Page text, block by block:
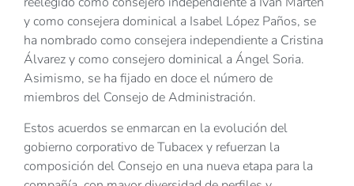
y como consejera dominical a Isabel López Paños, se
ha nombrado como consejera independiente a Cristina
Álvarez y como consejero dominical a Ángel Soria.
Asimismo, se ha fijado en doce el número de
miembros del Consejo de Administración.
Estos acuerdos se enmarcan en la evolución del
gobierno corporativo de Tubacex y refuerzan la
composición del Consejo en una nueva etapa para la